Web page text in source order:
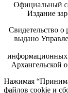
Официальный
Издание
Свидетельство
выдано
информационных
Архангельской
Нажимая
файлов cookie и